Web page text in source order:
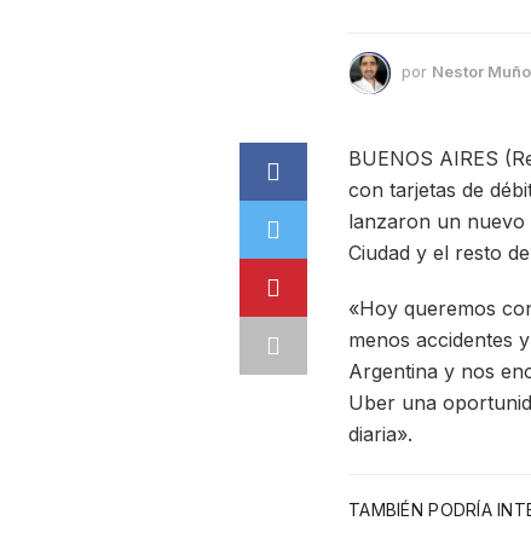
por Nestor
BUENOS AIRES
con tarjetas de
lanzaron un nuevo
Ciudad y el resto
«Hoy queremos
menos accidentes
Argentina y nos
Uber una
diaria».
TAMBIÉN PODRÍA